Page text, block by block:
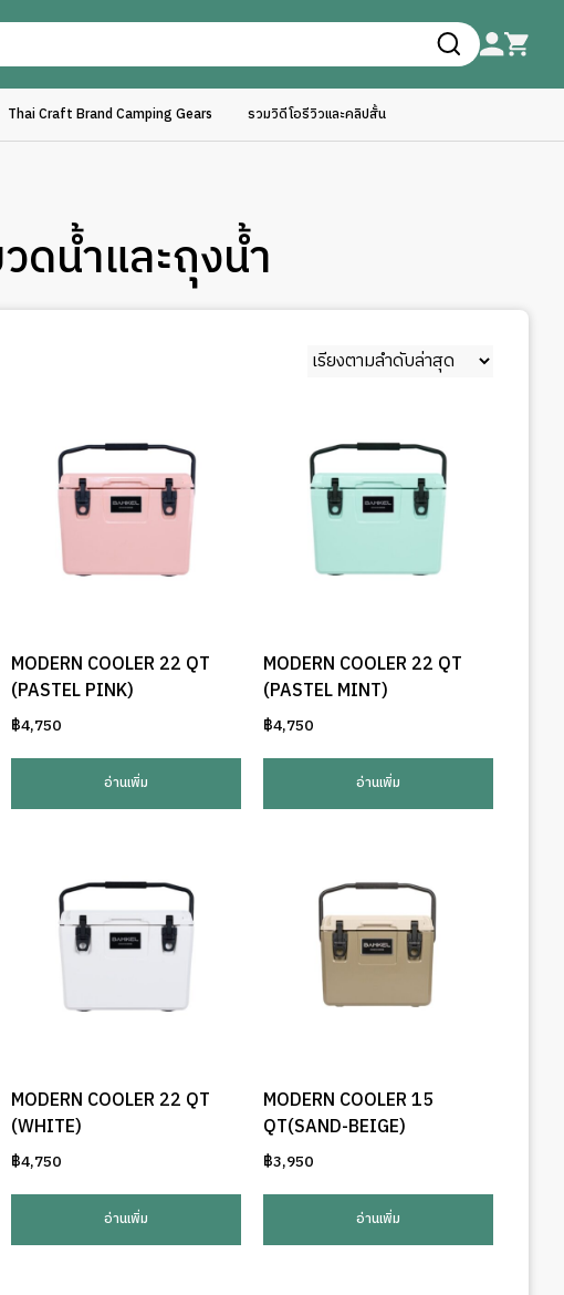
Thai Craft Brand Camping Gears รวมวิดีโอรีวิวและคลิปสั้น
ดน้ำและถุงน้ำ
MODERN COOLER 22 QT
(PASTEL PINK)
฿4,750
อ่านเพิ่ม
MODERN COOLER 22 QT
(PASTEL MINT)
฿4,750
อ่านเพิ่ม
MODERN COOLER 22 QT
(WHITE)
฿4,750
อ่านเพิ่ม
MODERN COOLER 15
QT(SAND-BEIGE)
฿3,950
อ่านเพิ่ม